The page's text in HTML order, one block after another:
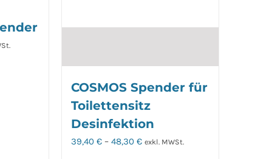
COSMOS Spender für
Toilettensitz
Desinfektion
39,40 €– 48,30 € exkl. MWSt.